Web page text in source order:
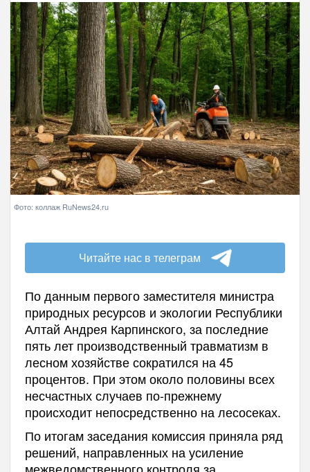
Фото: коллаж RuNews24.ru
Читайте нас в телеграм
По данным первого заместителя министра
природных ресурсов и экологии Республики
Алтай Андрея Карпинского, за последние
пять лет производственный травматизм в
лесном хозяйстве сократился на 45
процентов. При этом около половины всех
несчастных случаев по-прежнему
происходит непосредственно на лесосеках.
По итогам заседания комиссия приняла ряд
решений, направленных на усиление